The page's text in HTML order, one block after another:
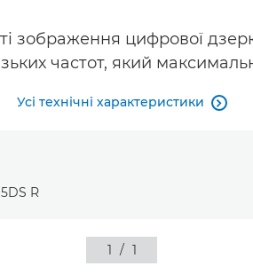
зображення цифрової
частот, який
Усі технічні характеристики 
1 / 1